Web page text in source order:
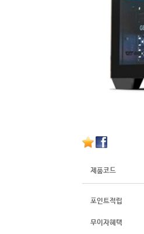
제품코드
포인트적립
무이자혜택